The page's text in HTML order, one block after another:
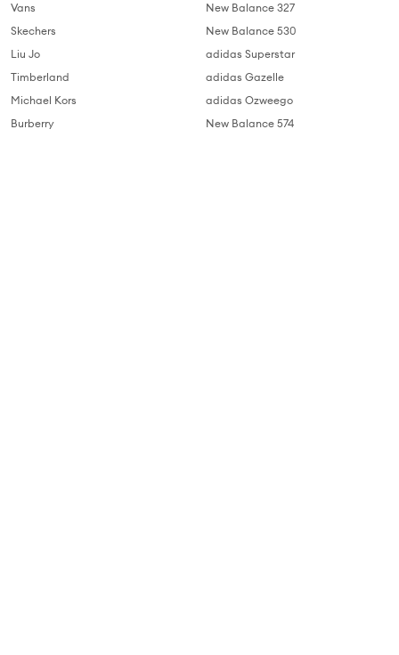
Vans
Skechers
Liu Jo
Timberland
Michael Kors
Burberry
New Balance 327
New Balance 530
adidas Superstar
adidas Gazelle
adidas Ozweego
New Balance 574